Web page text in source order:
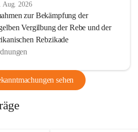
Aug. 2026
zur Bekämpfung der
Vergilbung der Rebe und der
Rebzikade
sehen